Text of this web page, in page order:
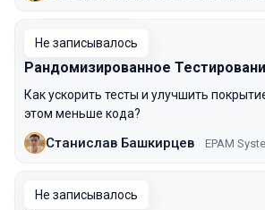
Не записывалось
Рандомизированное
Как ускорить тесты и улучшить
этом меньше кода?
Станислав Башкирцев EPAM
Не записывалось